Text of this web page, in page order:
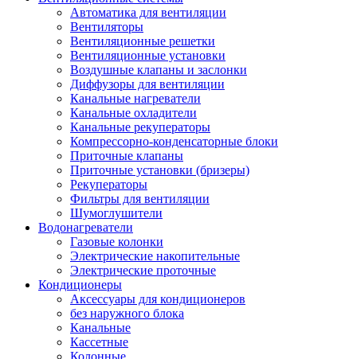
Автоматика для вентиляции
Вентиляторы
Вентиляционные решетки
Вентиляционные установки
Воздушные клапаны и заслонки
Диффузоры для вентиляции
Канальные нагреватели
Канальные охладители
Канальные рекуператоры
Компрессорно-конденсаторные блоки
Приточные клапаны
Приточные установки (бризеры)
Рекуператоры
Фильтры для вентиляции
Шумоглушители
Водонагреватели
Газовые колонки
Электрические накопительные
Электрические проточные
Кондиционеры
Аксессуары для кондиционеров
без наружного блока
Канальные
Кассетные
Колонные